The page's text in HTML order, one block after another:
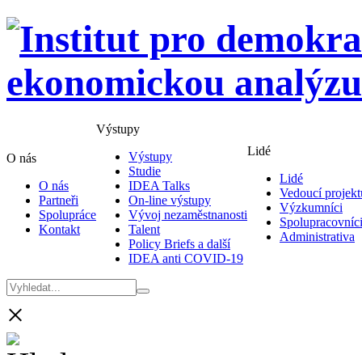
O nás
O nás
Partneři
Spolupráce
Kontakt
Výstupy
Výstupy
Studie
IDEA Talks
On-line výstupy
Vývoj nezaměstnanosti
Talent
Policy Briefs a další
IDEA anti COVID-19
Lidé
Lidé
Vedoucí
Výzkumníci
Spolupracovníci
Administrativa
×